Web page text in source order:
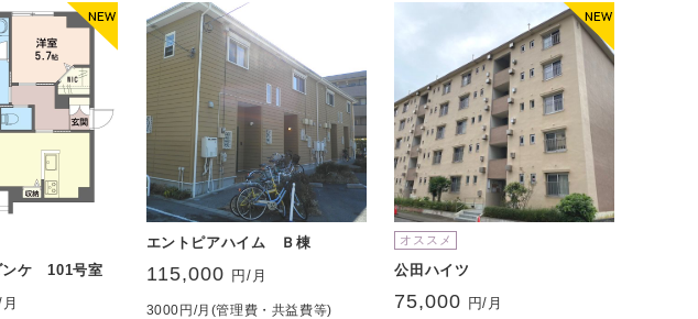
ケ 101号室
エントピアハイム Ｂ棟
115,000 円/月
3000円/月(管理費・共益費等)
オススメ
公田ハイツ
75,000 円/月